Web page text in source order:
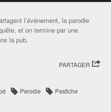
l’évènement, la parodie
et on termine par une
la pub.
PARTAGER
Parodie
Pastiche